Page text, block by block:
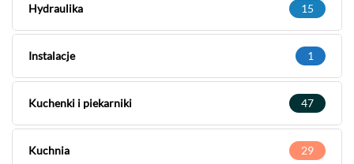
Hydraulika 15
Instalacje 1
Kuchenki i piekarniki 47
Kuchnia 29